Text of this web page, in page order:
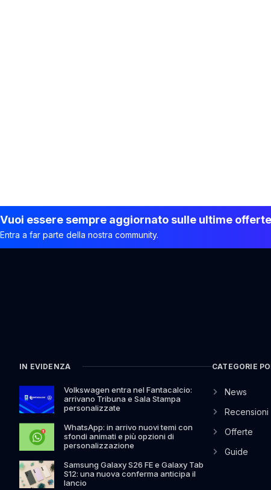
Vuoi essere sempre aggiornato sulle ultime
Entra a far parte della nostra community.
IN EVIDENZA
Volkswagen entra nel Fantacalcio:
arrivano Tribuna e Sala Stampa
personalizzate
WhatsApp: in arrivo nuovi temi con
sfondi animati e più opzioni di
personalizzazione
Samsung Galaxy S26 FE e Galaxy Tab
S12: una nuova conferma anticipa il
lancio
CATEGORIE
News
Recensioni
Offerte
Guide